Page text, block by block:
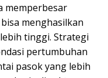
memperbesar
menghasilkan
tinggi. Strategi
pertumbuhan
pasok yang lebih